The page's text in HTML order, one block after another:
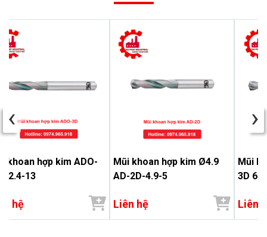
khoan hợp kim ADO-
12.4-13
hệ
Mũi khoan hợp kim Ø4.9
AD-2D-4.9-5
Liên hệ
Mũi
3D
Liên
‹ ›